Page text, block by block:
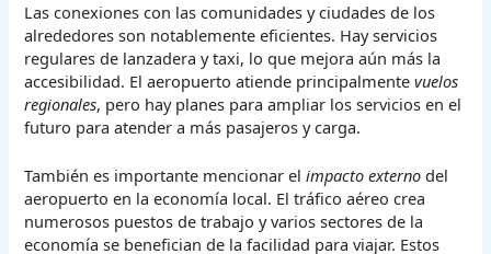
Las conexiones con las comunidades y ciudades de los
alrededores son notablemente eficientes. Hay servicios
regulares de lanzadera y taxi, lo que mejora aún más la
accesibilidad. El aeropuerto atiende principalmentevuelos
regionales, pero hay planes para ampliar los servicios en el
futuro para atender a más pasajeros y carga.
También es importante mencionar elimpacto externo del
aeropuerto en la economía local. El tráfico aéreo crea
numerosos puestos de trabajo y varios sectores de la
economía se benefician de la facilidad para viajar. Estos